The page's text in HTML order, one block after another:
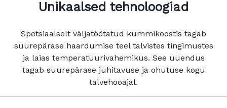
Unikaalsed tehnoloogiad
Spetsiaalselt väljatöötatud kummikoostis tagab
suurepärase haardumise teel talvistes tingimustes
ja laias temperatuurivahemikus. See uuendus
tagab suurepärase juhitavuse ja ohutuse kogu
talvehooajal.